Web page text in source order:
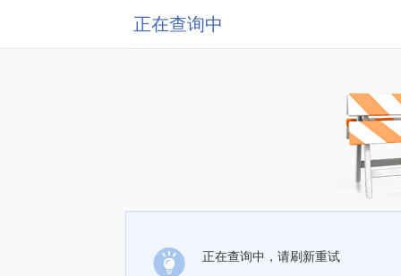
正在查询中
正在查询中，请刷新重试